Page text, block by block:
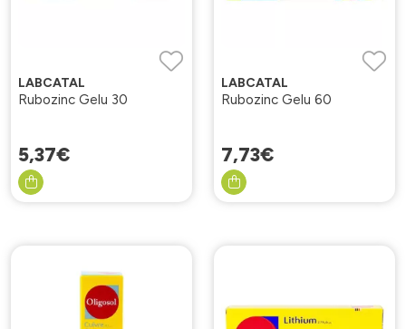
LABCATAL
Rubozinc Gelu 30
5,37€
LABCATAL
Rubozinc Gelu 60
7,73€